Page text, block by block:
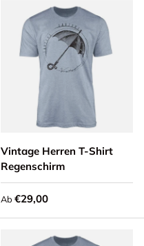
Vintage Herren T-Shirt
Regenschirm
Ab Normaler Preis
€29,00